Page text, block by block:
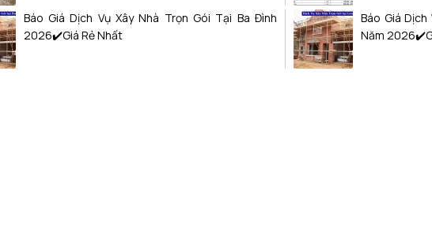
Báo Giá Dịch Vụ Xây Nhà Trọn Gói Tại Ba Đình
2026✔️Giá Rẻ Nhất
Báo Giá
Năm